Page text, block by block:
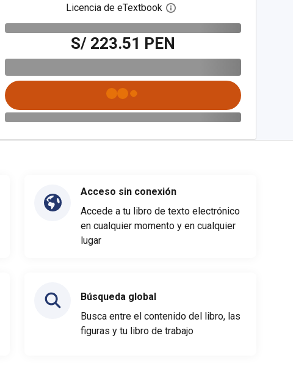
Licencia de eTextbook Abre el cuadro de diálogo
S/ 223.51 PEN
Acceso sin conexión
Accede a tu libro de texto electrónico
en cualquier momento y en cualquier
lugar
Búsqueda global
Busca entre el contenido del libro, las
figuras y tu libro de trabajo